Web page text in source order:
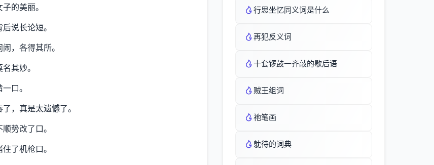
的美丽。
说长论短。
，各得其所。
其妙。
口。
，真是太遗憾了。
势改了口。
了机枪口。
行思坐忆同义词是什么
再犯反义词
十套锣鼓一齐敲的歇后语
贼王组词
祂笔画
躭待的词典